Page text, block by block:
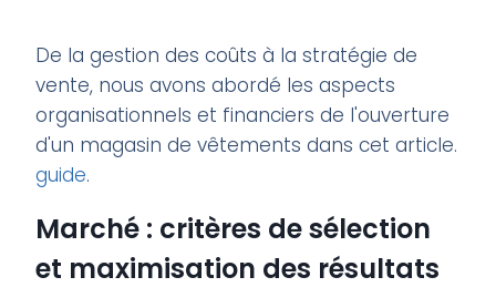
De la gestion des coûts à la stratégie de
vente, nous avons abordé les aspects
organisationnels et financiers de l'ouverture
d'un magasin de vêtements dans cet article.
guide.
Marché : critères de sélection
et maximisation des résultats